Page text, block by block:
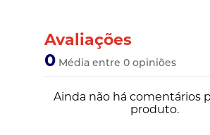
Avaliações
0 Média entre 0 opiniões
Ainda não há comentários
produto.